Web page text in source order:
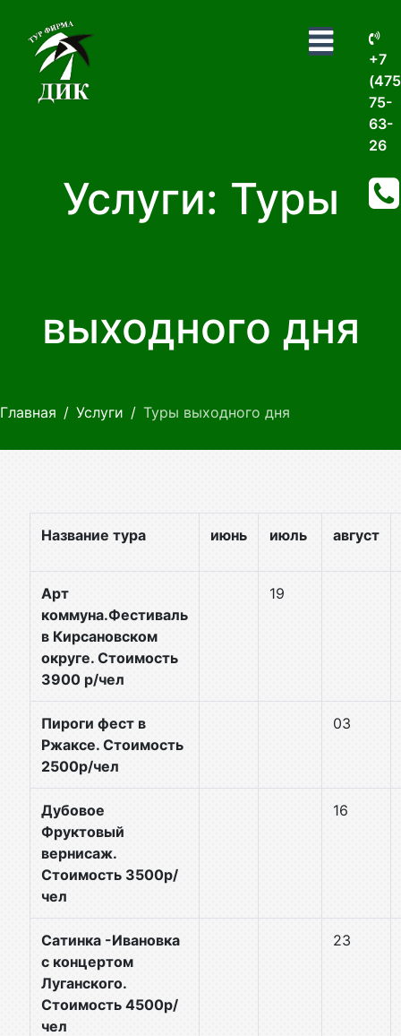
+7
75-
63-
26
Услуги: Туры
выходного дня
Главная Услуги Туры выходного дня
Название тура июнь июль август
Арт
коммуна.Фестиваль
в Кирсановском
округе. Стоимость
3900 р/чел
19
Пироги фест в
Ржаксе. Стоимость
2500р/чел
03
Дубовое
Фруктовый
вернисаж.
Стоимость 3500р/
чел
16
Сатинка -Ивановка
с концертом
Луганского.
Стоимость 4500р/
чел
23